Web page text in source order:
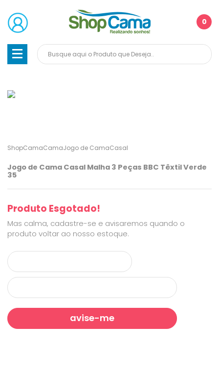
0
ShopCamaCamaJogo de CamaCasal
Jogo de Cama Casal Malha 3 Peças BBC Têxtil Verde
35
Produto Esgotado!
Mas calma, cadastre-se e avisaremos quando o
produto voltar ao nosso estoque.